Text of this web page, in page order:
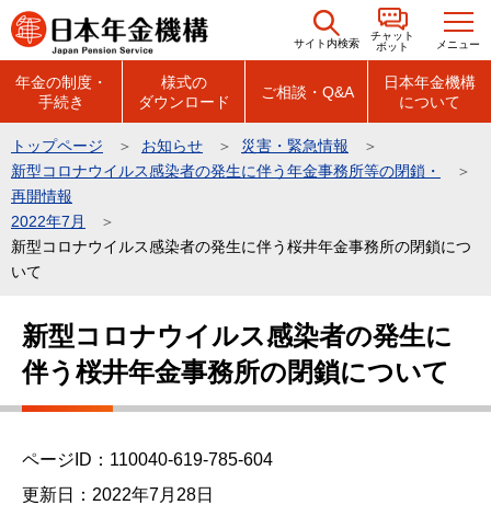
こ
の
の
先
頭
で
す
サイト内検索
チャット
ボット
メニュー
年金の制度・
手続き
様式の
ダウンロード
ご相談・Q&A
日本年金機構
について
トップページ お知らせ
災害・緊急情報
新型コロナウイルス感染者の発生に伴う年金事務所等の閉鎖・
再開情報
2022年7月
新型コロナウイルス感染者の発生に伴う桜井年金事務所の閉鎖につ
いて
新型コロナウイルス感染者の発生に
伴う桜井年金事務所の閉鎖について
ページID：110040-619-785-604
更新日：2022年7月28日